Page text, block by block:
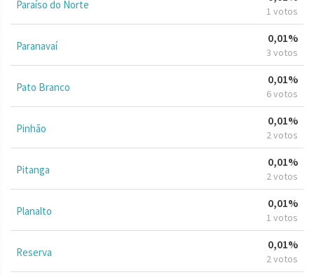
Paraíso do Norte 1 votos
Paranavaí
0,01%
3 votos
Pato Branco
0,01%
6 votos
Pinhão
0,01%
2 votos
Pitanga
0,01%
2 votos
Planalto
0,01%
1 votos
Reserva
0,01%
2 votos